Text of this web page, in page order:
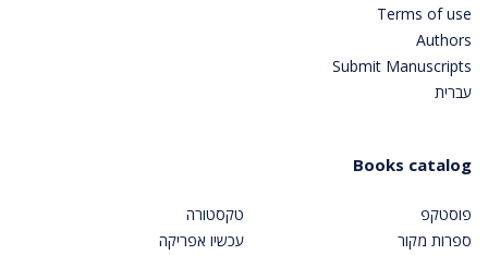
Terms of use
Authors
Submit Manuscripts
עברית
Books catalog
פוסטקפ
ספרות מקור
טקסטורה
עכשיו אפריקה